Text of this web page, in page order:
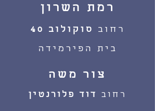
רמת השרון
רחוב
סוקולוב 40
בית הפירמידה
צור משה
רחוב דוד פלורנטין